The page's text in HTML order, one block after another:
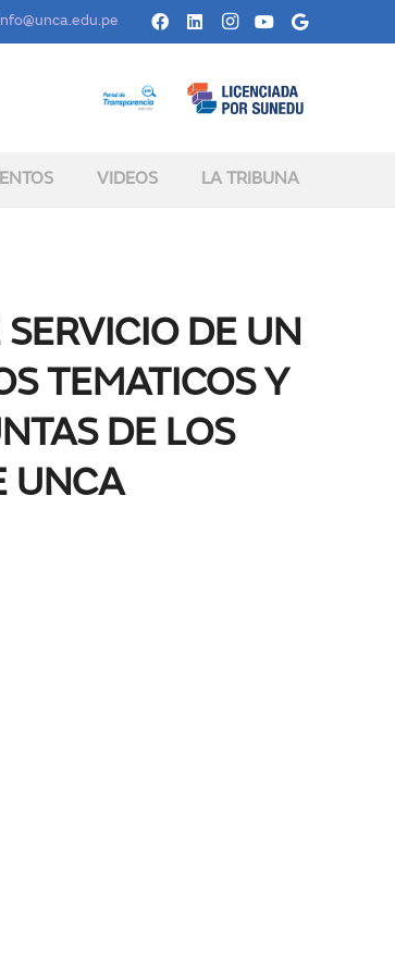
VIDEOS LA TRIBUNA
DE UN
TEMATICOS Y
DE LOS
UNCA